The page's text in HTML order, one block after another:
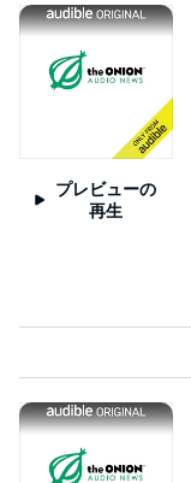
プレビューの
再生